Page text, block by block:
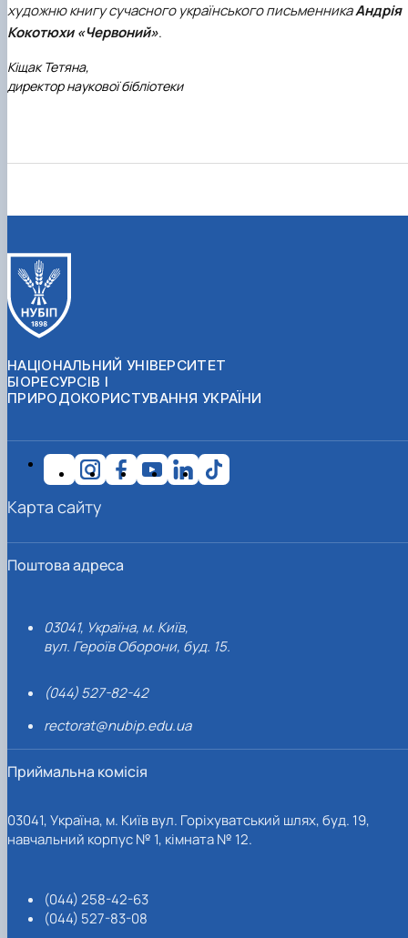
художню книгу сучасного українського письменникаАндрія
Кокотюхи «Червоний».
Кіщак Тетяна,
директор наукової бібліотеки
НАЦІОНАЛЬНИЙ УНІВЕРСИТЕТ
БІОРЕСУРСІВ І
ПРИРОДОКОРИСТУВАННЯ УКРАЇНИ
Поштова адреса
03041, Україна, м. Київ,
вул. Героїв Оборони, буд. 15.
(044) 527-82-42
rectorat@nubip.edu.ua
Приймальна комісія
03041, Україна, м. Київ вул. Горіхуватський шлях, буд. 19,
навчальний корпус № 1, кімната № 12.
(044) 258-42-63
(044) 527-83-08
Карта сайту